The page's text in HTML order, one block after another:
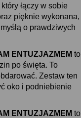
łączy w sobie
pięknie wykonana,
o prawdziwych
ENTUZJAZMEM to
po święta. To
Zestaw ten
oko i podniebienie
ENTUZJAZMEM to